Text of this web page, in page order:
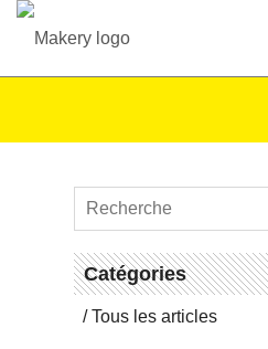
Ca­té­go­ries
Tous les articles